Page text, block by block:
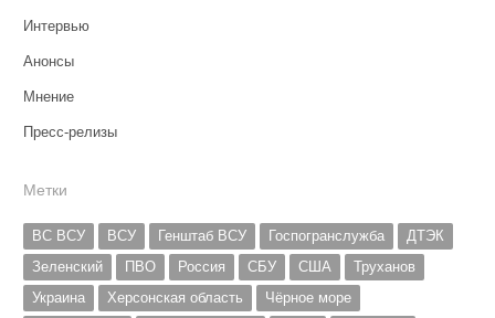
Интервью
Анонсы
Мнение
Пресс-релизы
Метки
ВС ВСУ ВСУ Генштаб ВСУ Госпогранслужба
ДТЭК
Зеленский
ПВО Россия СБУ США
Труханов
Украина
Херсонская область
Чёрное море